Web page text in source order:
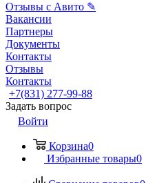
Отзывы с Авито ✎
Вакансии
Партнеры
Документы
Контакты
Отзывы
Контакты
+7(831) 277-99-88
Задать вопрос
Войти
Корзина0
Избранные товары0